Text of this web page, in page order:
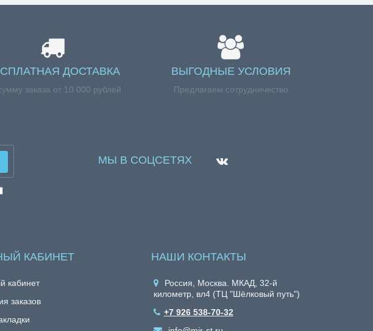
ДОСТАВКА
заказа от 10 000 рублей
ВЫГОДНЫЕ УСЛОВИЯ
Предлагаем сотрудничество
МЫ В СОЦСЕТЯХ
КАБИНЕТ
кабинет
заказов
НАШИ КОНТАКТЫ
Россия, Москва. МКАД, 32-й
километр, вл4 (ТЦ "Шёлковый путь")
+7 926 538-70-32